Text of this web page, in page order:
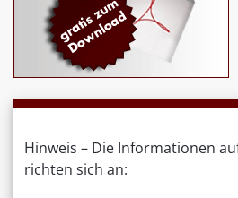
Hinweis – Die Informationen
richten sich an: